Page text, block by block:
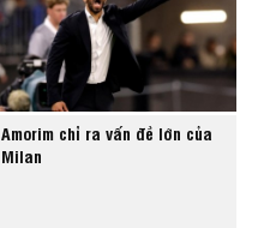
Amorim chỉ ra vấn đề lớn của
Milan